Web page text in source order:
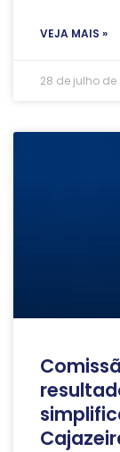
VEJA MAIS »
28 de julho de